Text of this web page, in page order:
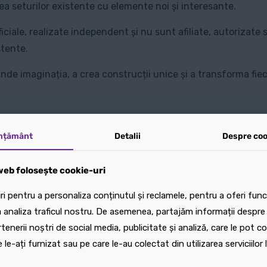
seturilor existente cu elemente noi și interesante.
realizate independent și nu sunt afiliate, autorizate
imaginația, a crea construcții unice și a transforma
Detalii Despre
folosește cookie-uri
pentru a personaliza conținutul și reclamele, pentru a oferi
analiza traficul nostru. De asemenea, partajăm informații
noștri de social media, publicitate și analiză, care le pot
le-ați furnizat sau pe care le-au colectat din utilizarea serviciilor
Detalii Despre
folosește cookie-uri
pentru a personaliza conținutul și reclamele, pentru a oferi
analiza traficul nostru. De asemenea, partajăm informații
noștri de social media, publicitate și analiză, care le pot
le-ați furnizat sau pe care le-au colectat din utilizarea serviciilor